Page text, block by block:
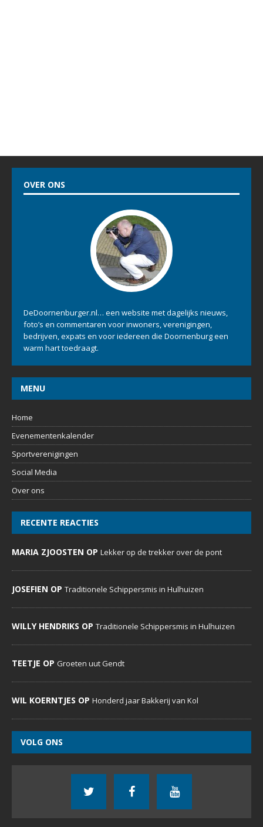
OVER ONS
DeDoornenburger.nl… een website met dagelijks nieuws,
foto’s en commentaren voor inwoners, verenigingen,
bedrijven, expats en voor iedereen die Doornenburg een
warm hart toedraagt.
MENU
Home
Evenementenkalender
Sportverenigingen
Social Media
Over ons
RECENTE REACTIES
MARIA ZJOOSTEN OP Lekker op de trekker over de pont
JOSEFIEN OP Traditionele Schippersmis in Hulhuizen
WILLY HENDRIKS OP Traditionele Schippersmis in Hulhuizen
TEETJE OP Groeten uut Gendt
WIL KOERNTJES OP Honderd jaar Bakkerij van Kol
VOLG ONS